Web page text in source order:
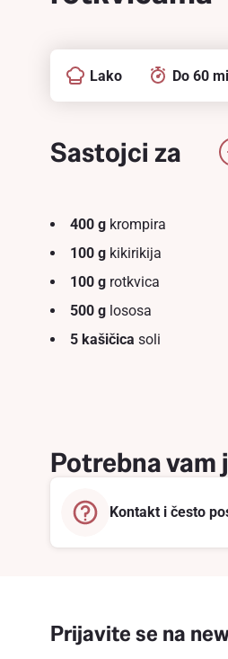
Lako Do 60
Sastojci za
400 g krompira
100 g kikirikija
100 g rotkvica
500 g lososa
5 kašičica soli
Potrebna vam
Kontakt i često
Prijavite se na